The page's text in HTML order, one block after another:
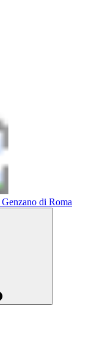
Genzano di Roma